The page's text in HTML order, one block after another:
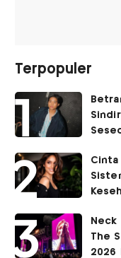
Terpopuler
yang
Cinta
The
2026